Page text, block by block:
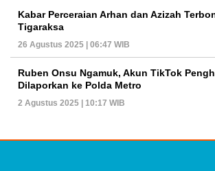
Kabar Perceraian Arhan dan Azizah
Tigaraksa
26 Agustus 2025 | 06:47 WIB
Ruben Onsu Ngamuk, Akun TikTok
Dilaporkan ke Polda Metro
2 Agustus 2025 | 10:17 WIB